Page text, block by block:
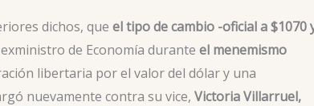
dichos, que el tipo de cambio -oficial a $1070
de Economía durante el menemismo
libertaria por el valor del dólar y una
nuevamente contra su vice, Victoria Villarruel,